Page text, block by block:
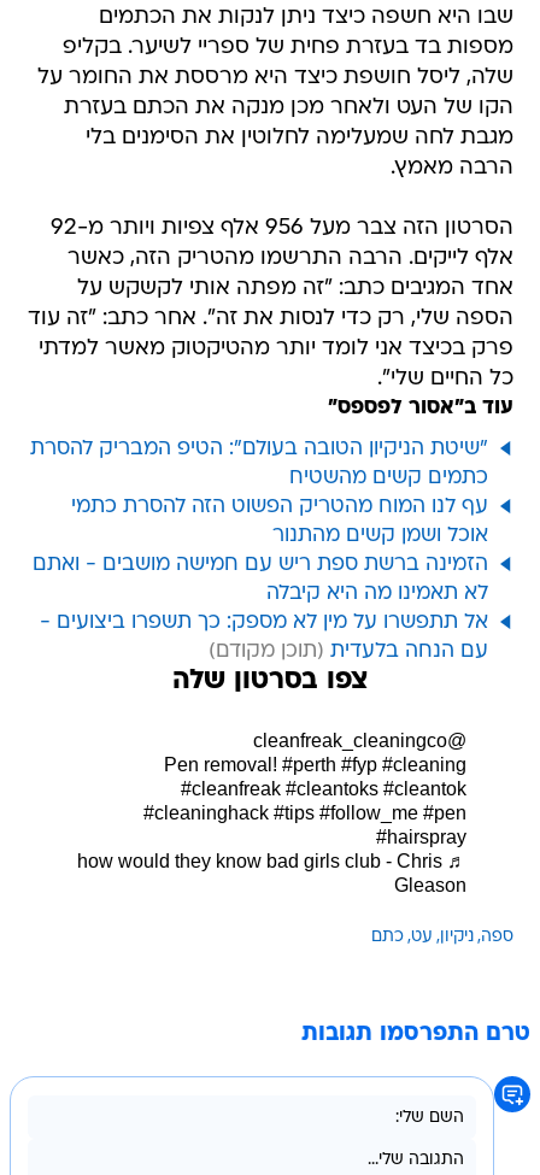
שבו היא חשפה כיצד ניתן לנקות את הכתמים
מספות בד בעזרת פחית של ספריי לשיער. בקליפ
שלה, ליסל חושפת כיצד היא מרססת את החומר על
הקו של העט ולאחר מכן מנקה את הכתם בעזרת
מגבת לחה שמעלימה לחלוטין את הסימנים בלי
הרבה מאמץ.
הסרטון הזה צבר מעל 956 אלף צפיות ויותר מ-92
אלף לייקים. הרבה התרשמו מהטריק הזה, כאשר
אחד המגיבים כתב: "זה מפתה אותי לקשקש על
הספה שלי, רק כדי לנסות את זה". אחר כתב: "זה עוד
פרק בכיצד אני לומד יותר מהטיקטוק מאשר למדתי
כל החיים שלי".
עוד ב"אסור לפספס"
"שיטת הניקיון הטובה בעולם": הטיפ המבריק להסרת
כתמים קשים מהשטיח
עף לנו המוח מהטריק הפשוט הזה להסרת כתמי
אוכל ושמן קשים מהתנור
הזמינה ברשת ספת ריש עם חמישה מושבים - ואתם
לא תאמינו מה היא קיבלה
אל תתפשרו על מין לא מספק: כך תשפרו ביצועים -
עם הנחה בלעדית
צפו בסרטון שלה
@cleanfreak_cleaningco
Pen removal! #perth #fyp #cleaning
#cleanfreak #cleantoks #cleantok
#cleaninghack #tips #follow_me #pen
#hairspray
♬ how would they know bad girls club - Chris
Gleason
ספה ניקיון עט כתם
טרם התפרסמו תגובות